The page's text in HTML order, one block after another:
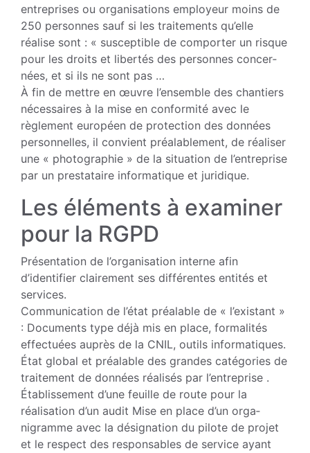
entreprises ou organisations em­ployeur moins de
250 personnes sauf si les traitements qu’elle
réalise sont : « sus­ceptible de comporter un risque
pour les droits et libertés des personnes concer­
nées, et si ils ne sont pas …
À fin de mettre en œuvre l’ensemble des chantiers
nécessaires à la mise en conformité avec le
règlement européen de protection des données
personnelles, il convient préalablement, de réaliser
une « photographie » de la situation de l’en­treprise
par un prestataire informatique et juridique.
Les éléments à examiner
pour la RGPD
Présentation de l’organisation interne afin
d’identifier clairement ses diffé­rentes entités et
services.
Communication de l’état préalable de « l’existant »
: Documents type déjà mis en place, formalités
effectuées auprès de la CNIL, outils informatiques.
État global et préalable des grandes catégories de
traitement de don­nées réalisés par l’entreprise .
Établissement d’une feuille de route pour la
réalisation d’un audit Mise en place d’un orga­
nigramme avec la désignation du pilote de projet
et le res­pect des responsables de service ayant